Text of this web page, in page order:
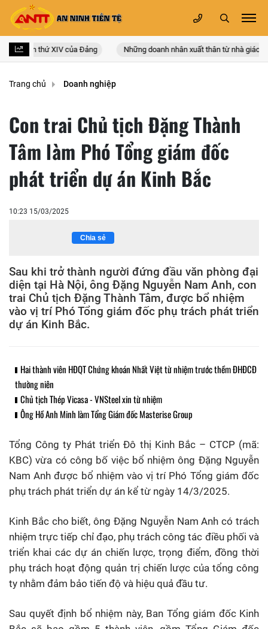
lần thứ XIV của Đảng Những doanh nhân xuất thân từ nhà giáo
Trang chủ Doanh nghiệp
Con trai Chủ tịch Đặng Thành
Tâm làm Phó Tổng giám đốc
phát triển dự án Kinh Bắc
10:23 15/03/2025
Chia sẻ
Sau khi trở thành người đứng đầu văn phòng đại
diện tại Hà Nội, ông Đặng Nguyễn Nam Anh, con
trai Chủ tịch Đặng Thành Tâm, được bổ nhiệm
vào vị trí Phó Tổng giám đốc phụ trách phát triển
dự án Kinh Bắc.
Hai thành viên HĐQT Chứng khoán Nhất Việt từ nhiệm trước thềm ĐHĐCĐ
thường niên
Chủ tịch Thép Vicasa - VNSteel xin từ nhiệm
Ông Hồ Anh Minh làm Tổng Giám đốc Masterise Group
Tổng Công ty Phát triển Đô thị Kinh Bắc – CTCP (mã:
KBC) vừa có công bố việc bổ nhiệm ông Đặng Nguyễn
Nam Anh được bổ nhiệm vào vị trí Phó Tổng giám đốc
phụ trách phát triển dự án kể từ ngày 14/3/2025.
Kinh Bắc cho biết, ông Đặng Nguyễn Nam Anh có trách
nhiệm trực tiếp chỉ đạo, phụ trách công tác điều phối và
triển khai các dự án chiến lược, trọng điểm, đồng thời
phụ trách hoạt động quản trị chiến lược của tổng công
ty nhằm đảm bảo tiến độ và hiệu quả đầu tư.
Sau quyết định bổ nhiệm này, Ban Tổng giám đốc Kinh